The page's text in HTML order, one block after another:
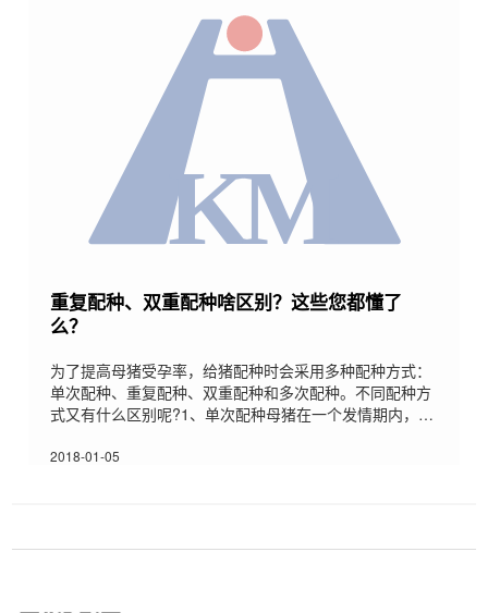
的，当精液PH值下降到6.5以下的时候，精子的存活就会
重复配种、双重配种啥区别？这些您都懂了
么？
为了提高母猪受孕率，给猪配种时会采用多种配种方式：
单次配种、重复配种、双重配种和多次配种。不同配种方
式又有什么区别呢?1、单次配种母猪在一个发情期内，只
减少公猪饲养量和提高公猪的利用率，但可能降低受胎率
受胎率和产仔数，缺点是增加了饲养的公猪数，降低公猪
2018-01-05